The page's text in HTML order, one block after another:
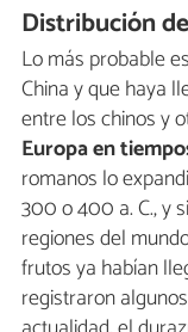
Distribución
Lo más probable
China y que haya
entre los chinos y
Europa en
romanos lo
300 o 400 a. C., y
regiones del
frutos ya habían
registraron